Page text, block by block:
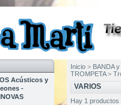
Acústicos y
-
Inicio > BANDA
TROMPETA >
VARIOS
Hay 1 productos